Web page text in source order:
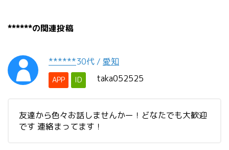
******の関連投稿
******30代 / 愛知
APP ID taka052525
友達から色々お話しませんかー！どなたでも大歓迎
です 連絡まってます！